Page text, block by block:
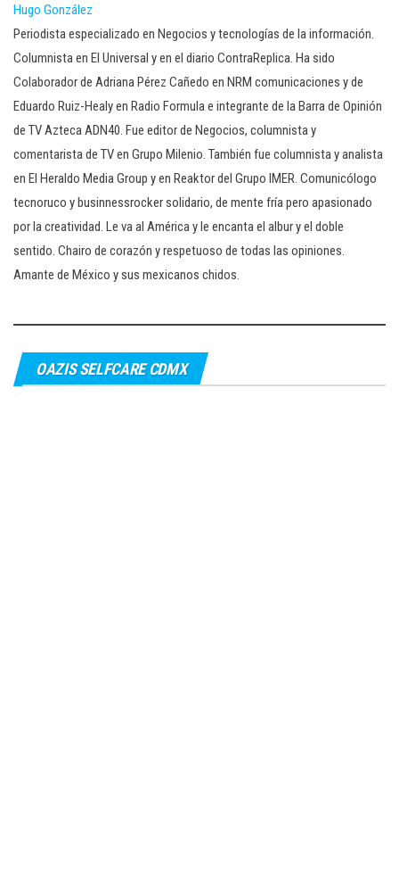
Hugo González
Periodista especializado en Negocios y tecnologías de la información.
Columnista en El Universal y en el diario ContraReplica. Ha sido
Colaborador de Adriana Pérez Cañedo en NRM comunicaciones y de
Eduardo Ruiz-Healy en Radio Formula e integrante de la Barra de Opinión
de TV Azteca ADN40. Fue editor de Negocios, columnista y
comentarista de TV en Grupo Milenio. También fue columnista y analista
en El Heraldo Media Group y en Reaktor del Grupo IMER. Comunicólogo
tecnoruco y businnessrocker solidario, de mente fría pero apasionado
por la creatividad. Le va al América y le encanta el albur y el doble
sentido. Chairo de corazón y respetuoso de todas las opiniones.
Amante de México y sus mexicanos chidos.
OAZIS SELFCARE CDMX